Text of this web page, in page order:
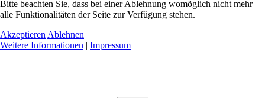
Bitte beachten Sie, dass bei einer Ablehnung womöglich nicht mehr
alle Funktionalitäten der Seite zur Verfügung stehen.
Akzeptieren Ablehnen
Weitere Informationen | Impressum